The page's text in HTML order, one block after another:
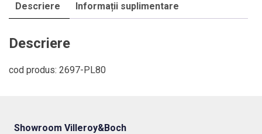
LINE,
60
cm,
Descriere Informații suplimentare
Descriere
cod produs: 2697-PL80
Showroom Villeroy&Boch